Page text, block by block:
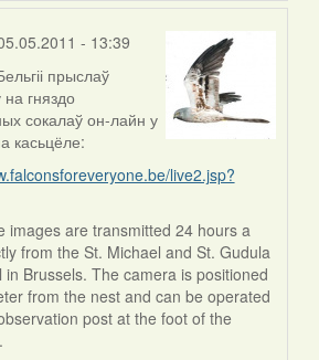
- 13:39
прыслаў
гняздо
сокалаў он-лайн у
касьцёле:
live2.jsp?
images are transmitted 24 hours a
from the St. Michael and St. Gudula
in Brussels. The camera is positioned
from the nest and can be operated
post at the foot of the